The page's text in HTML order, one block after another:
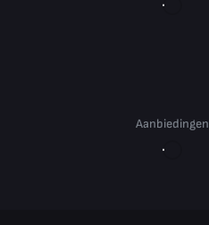
Aanbiedingen